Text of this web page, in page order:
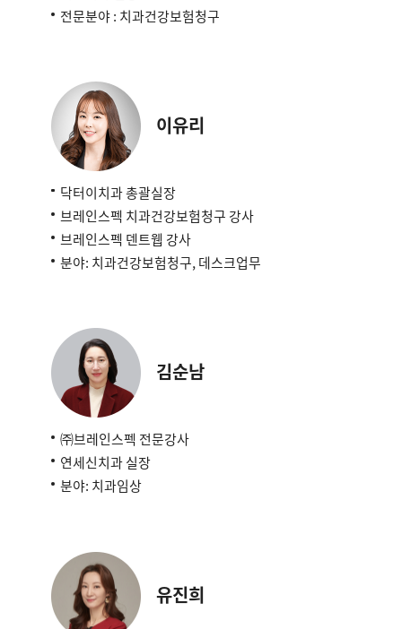
전문분야 : 치과건강보험청구
이유리
닥터이치과 총괄실장
브레인스펙 치과건강보험청구 강사
브레인스펙 덴트웹 강사
분야: 치과건강보험청구, 데스크업무
김순남
㈜브레인스펙 전문강사
연세신치과 실장
분야: 치과임상
유진희